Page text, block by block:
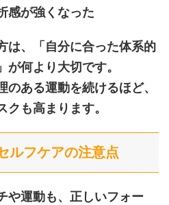
感が強くなった
は、「自分に合った体系的
何より大切です。
のある運動を続けるほど、
も高まります。
ルフケアの注意点
や運動も、正しいフォー